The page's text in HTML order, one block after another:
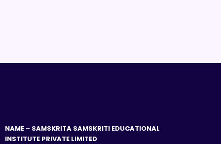
NAME – SAMSKRITA SAMSKRITI EDUCATIONAL
INSTITUTE PRIVATE LIMITED